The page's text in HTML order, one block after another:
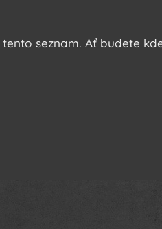
seznam. Ať budete